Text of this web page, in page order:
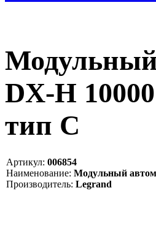
DX-H
тип C
Артикул: 006854
Наименование: Модульный
Производитель: Legrand